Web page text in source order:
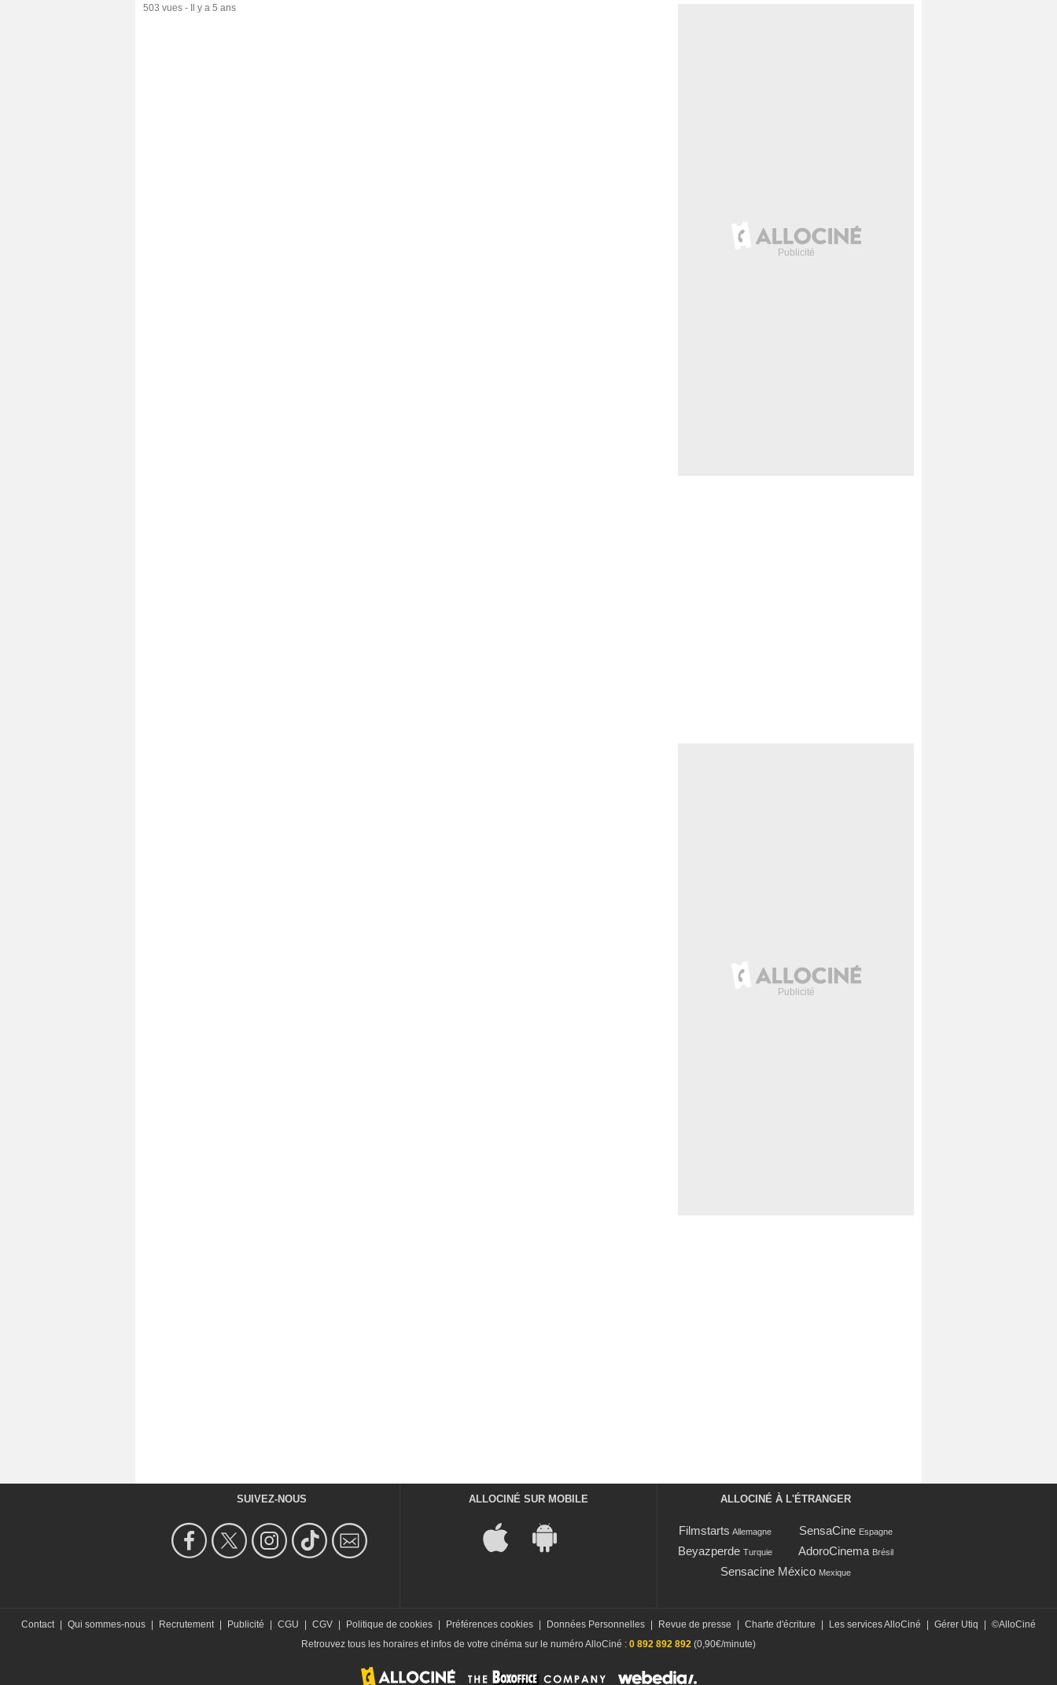
503 vues - Il y a 5 ans
SUIVEZ-NOUS ALLOCINÉ SUR MOBILE ALLOCINÉ À L'ÉTRANGER
Filmstarts Allemagne SensaCine Espagne
Beyazperde Turquie AdoroCinema Brésil
Sensacine México Mexique
Contact Qui sommes-nous Recrutement Publicité CGU CGV Politique de cookies Préférences cookies Données Personnelles Revue de presse Charte d'écriture Les services AlloCiné Gérer Utiq
©AlloCiné
Retrouvez tous les horaires et infos de votre cinéma sur le numéro AlloCiné : 0 892 892 892 (0,90€/minute)